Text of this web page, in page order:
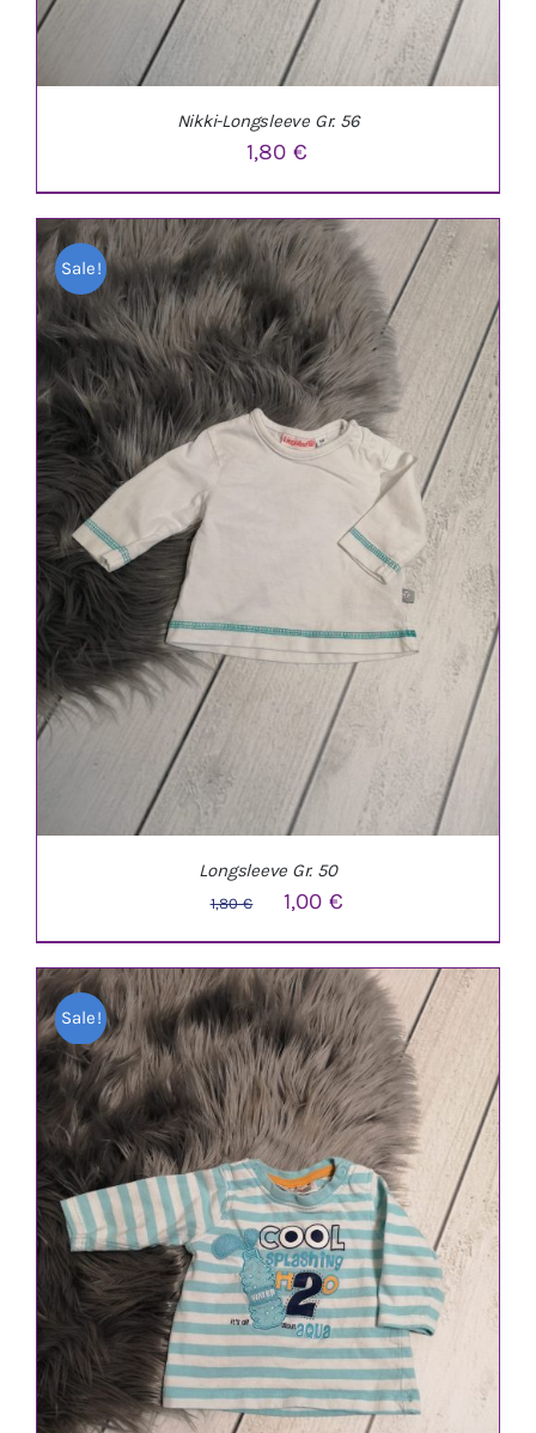
IN DEN WARENKORB / DETAILS
Nikki-Longsleeve Gr. 56
1,80€
Sale!
IN DEN WARENKORB / DETAILS
Longsleeve Gr. 50
1,80€
Ursprünglicher
Preis
war:
1,80 €
1,00€
Preis
ist:
1,00 €.
Sale!